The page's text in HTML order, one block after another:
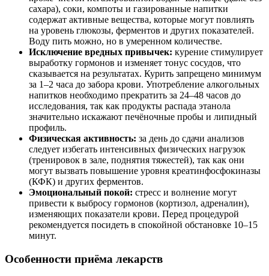
сахара), соки, компоты и газированные напитки
содержат активные вещества, которые могут повлиять
на уровень глюкозы, ферментов и других показателей.
Воду пить можно, но в умеренном количестве.
Исключение вредных привычек: курение стимулирует
выработку гормонов и изменяет тонус сосудов, что
сказывается на результатах. Курить запрещено минимум
за 1–2 часа до забора крови. Употребление алкогольных
напитков необходимо прекратить за 24–48 часов до
исследования, так как продукты распада этанола
значительно искажают печёночные пробы и липидный
профиль.
Физическая активность: за день до сдачи анализов
следует избегать интенсивных физических нагрузок
(тренировок в зале, поднятия тяжестей), так как они
могут вызвать повышение уровня креатинфосфокиназы
(КФК) и других ферментов.
Эмоциональный покой: стресс и волнение могут
привести к выбросу гормонов (кортизол, адреналин),
изменяющих показатели крови. Перед процедурой
рекомендуется посидеть в спокойной обстановке 10–15
минут.
Особенности приёма лекарств